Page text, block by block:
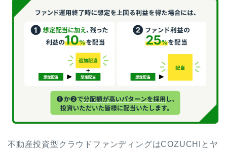
不動産投資型クラウドファンディングはCOZUCHIとヤ